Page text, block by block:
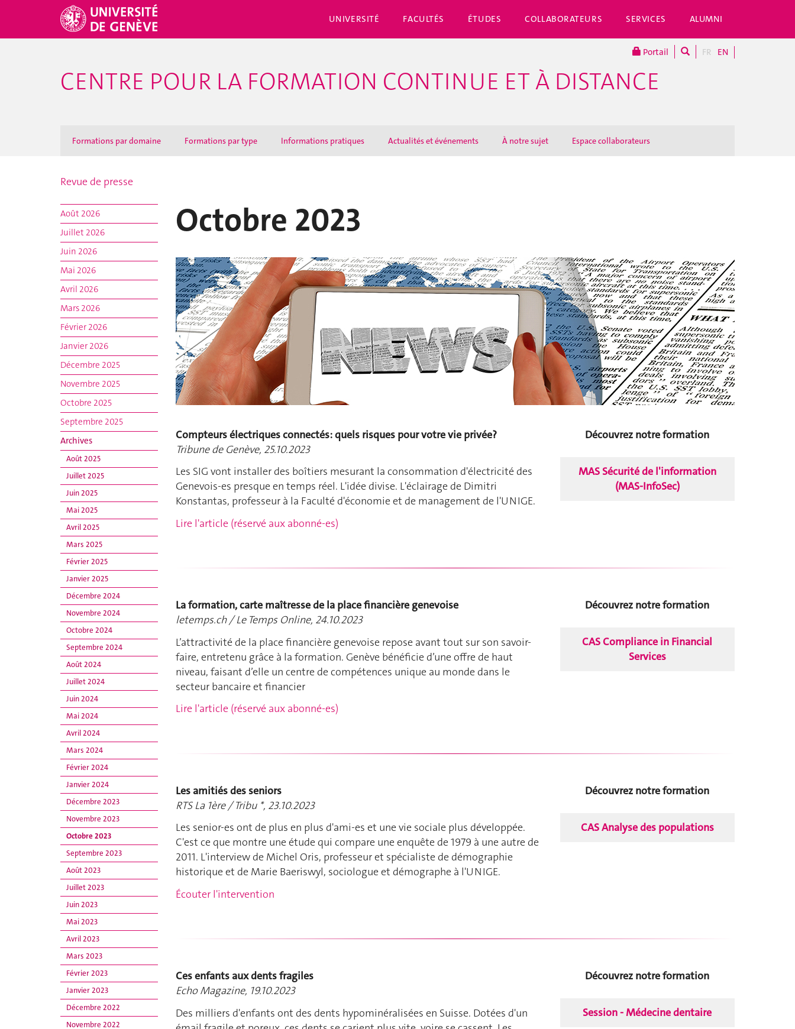
UNIVERSITÉ FACULTÉS ÉTUDES COLLABORATEURS SERVICES ALUMNI
Portail FR EN
CENTRE POUR LA FORMATION CONTINUE ET À DISTANCE
Formations par domaine Formations par type Informations pratiques Actualités et événements À notre sujet Espace collaborateurs
Revue de presse
Août 2026
Juillet 2026
Juin 2026
Mai 2026
Avril 2026
Mars 2026
Février 2026
Janvier 2026
Décembre 2025
Novembre 2025
Octobre 2025
Septembre 2025
Archives
Août 2025
Juillet 2025
Juin 2025
Mai 2025
Avril 2025
Mars 2025
Février 2025
Janvier 2025
Décembre 2024
Novembre 2024
Octobre 2024
Septembre 2024
Août 2024
Juillet 2024
Juin 2024
Mai 2024
Avril 2024
Mars 2024
Février 2024
Janvier 2024
Décembre 2023
Novembre 2023
Octobre 2023
Septembre 2023
Août 2023
Juillet 2023
Juin 2023
Mai 2023
Avril 2023
Mars 2023
Février 2023
Janvier 2023
Décembre 2022
Novembre 2022
Octobre 2023
Compteurs électriques connectés: quels risques pour votre vie privée?
Tribune de Genève, 25.10.2023
Les SIG vont installer des boîtiers mesurant la consommation d'électricité des
Genevois-es presque en temps réel. L'idée divise. L'éclairage de Dimitri
Konstantas, professeur à la Faculté d'économie et de management de l'UNIGE.
Lire l'article (réservé aux abonné-es)
Découvrez notre formation
MAS Sécurité de l'information
(MAS-InfoSec)
La formation, carte maîtresse de la place financière genevoise
letemps.ch / Le Temps Online, 24.10.2023
L’attractivité de la place financière genevoise repose avant tout sur son savoir-
faire, entretenu grâce à la formation. Genève bénéficie d’une offre de haut
niveau, faisant d’elle un centre de compétences unique au monde dans le
secteur bancaire et financier
Lire l'article (réservé aux abonné-es)
Découvrez notre formation
CAS Compliance in Financial
Services
Les amitiés des seniors
RTS La 1ère / Tribu *, 23.10.2023
Les senior-es ont de plus en plus d'ami-es et une vie sociale plus développée.
C'est ce que montre une étude qui compare une enquête de 1979 à une autre de
2011. L'interview de Michel Oris, professeur et spécialiste de démographie
historique et de Marie Baeriswyl, sociologue et démographe à l'UNIGE.
Écouter l'intervention
Découvrez notre formation
CAS Analyse des populations
Ces enfants aux dents fragiles
Echo Magazine, 19.10.2023
Des milliers d'enfants ont des dents hypominéralisées en Suisse. Dotées d'un
Découvrez notre formation
Session - Médecine dentaire